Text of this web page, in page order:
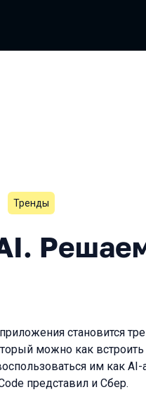
Решаем
Тренды
становится
можно как
им как
представил и Сбер.